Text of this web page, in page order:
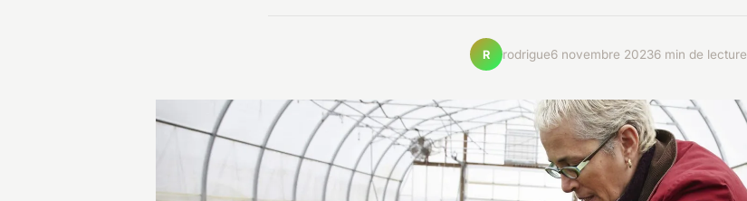
R rodrigue6 novembre 20236 min de lecture